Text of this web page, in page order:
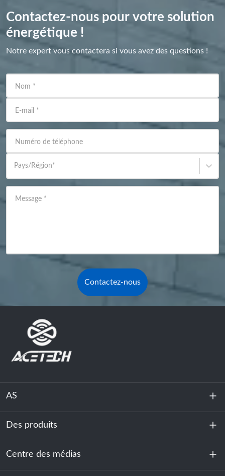
Contactez-nous pour votre solution
énergétique !
Notre expert vous contactera si vous avez des questions !
Nom *
E-mail *
Numéro de téléphone
Pays/Région*
Message *
Contactez-nous
AS
À propos de nous
Durabilité
Des produits
Stockage d'énergie
Centre des médias